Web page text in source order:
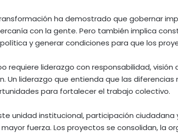
ha demostrado que gobernar
con la gente. Pero también implica
y generar condiciones para que los
requiere liderazgo con responsabilidad,
Un liderazgo que entienda que las
para fortalecer el trabajo colectivo.
unidad institucional, participación
fuerza. Los proyectos se consolidan, la